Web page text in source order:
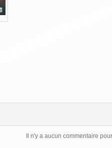
Il n'y a aucun commentaire